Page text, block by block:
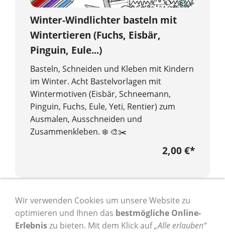
Winter-Windlichter basteln mit
Wintertieren (Fuchs, Eisbär,
Pinguin, Eule...)
Basteln, Schneiden und Kleben mit Kindern
im Winter. Acht Bastelvorlagen mit
Wintermotiven (Eisbär, Schneemann,
Pinguin, Fuchs, Eule, Yeti, Rentier) zum
Ausmalen, Ausschneiden und
Zusammenkleben. ❄️ 🎨✂️
2,00 €*
* Alle Preise inkl. USt. zzgl.Versand
Wir verwenden Cookies um unsere Website zu
optimieren und Ihnen das bestmögliche Online-
Erlebniszu bieten. Mit dem Klick auf„Alle erlauben“